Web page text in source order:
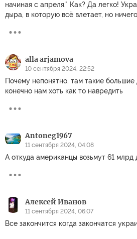
начиная с апреля." Как? Да легко!
дыра, в которую всё влетает, но
alla arjamova
10 сентября 2024, 22:52
Почему непонятно, там такие
конечно нам хоть как то навредить
Antoneg1967
11 сентября 2024, 04:08
А откуда американцы возьмут 61 млрд
Алексей Иванов
11 сентября 2024, 06:07
Все закончится когда закончатся